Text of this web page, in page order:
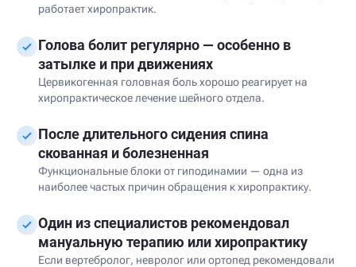
работает хиропрактик.
Голова болит регулярно — особенно в
затылке и при движениях
Цервикогенная головная боль хорошо реагирует на
хиропрактическое лечение шейного отдела.
После длительного сидения спина
скованная и болезненная
Функциональные блоки от гиподинамии — одна из
наиболее частых причин обращения к хиропрактику.
Один из специалистов рекомендовал
мануальную терапию или хиропрактику
Если вертебролог, невролог или ортопед рекомендовали